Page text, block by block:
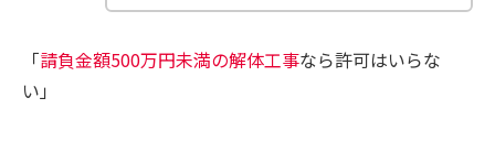
「請負金額500万円未満の解体工事なら許可はいらな
い」